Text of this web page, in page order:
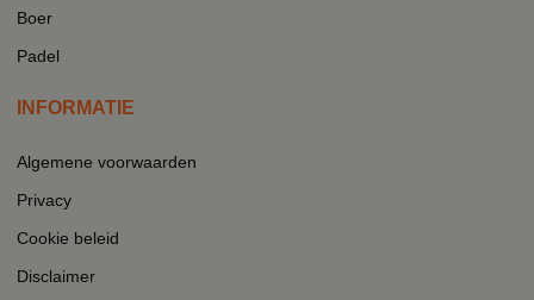
Boer
Padel
INFORMATIE
Algemene voorwaarden
Privacy
Cookie beleid
Disclaimer